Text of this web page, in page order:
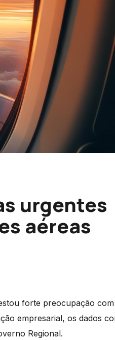
urgentes
aéreas
forte preocupação
empresarial, os dados
Regional.